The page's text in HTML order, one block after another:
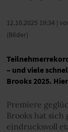
12.10.2025 19:34|
(Bilder)
– und viele
Brooks 2025.
Premiere
Brooks hat sich
eindrucksvoll